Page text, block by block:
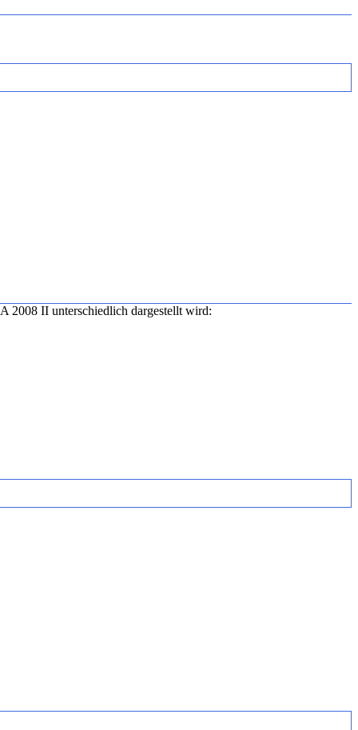
2008 II unterschiedlich dargestellt wird: